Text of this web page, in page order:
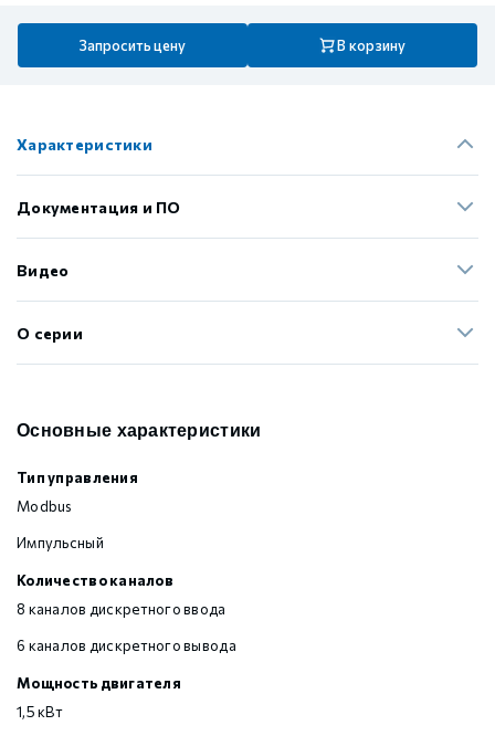
Запросить цену В корзину
Характеристики
Документация и ПО
Видео
О серии
Основные характеристики
Тип управления
Modbus
Импульсный
Количество каналов
8 каналов дискретного ввода
6 каналов дискретного вывода
Мощность двигателя
1,5 кВт